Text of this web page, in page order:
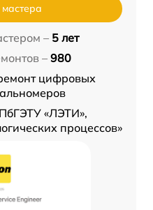
– 5 лет
– 980
цифровых
«ЛЭТИ»,
процессов»